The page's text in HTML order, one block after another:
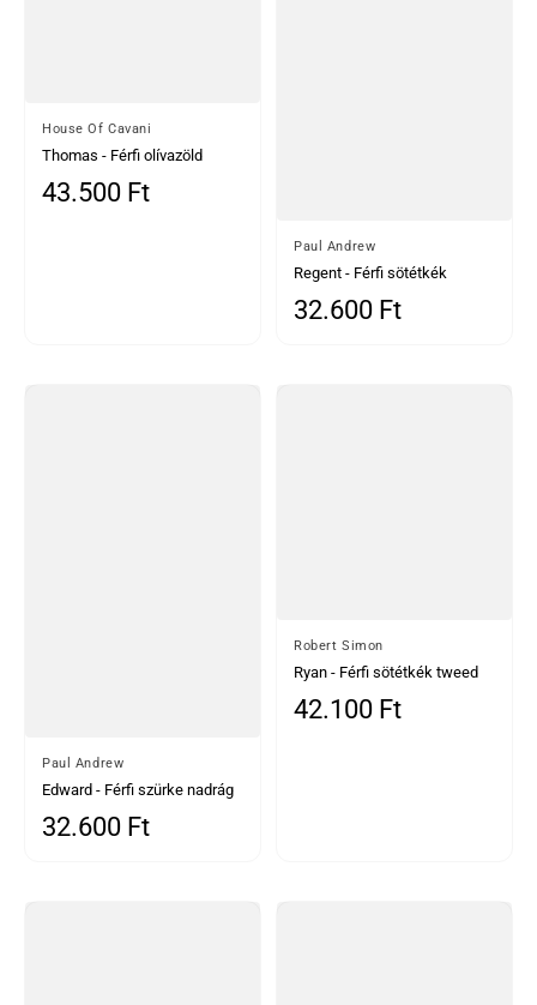
Által
House Of Cavani
Thomas - Férfi olívazöld
gyapjúkeverék halszálkás
tweed nadrág
Normál ár
43.500 Ft
Által
Paul Andrew
Regent - Férfi sötétkék
kockás nadrág
Normál ár
32.600 Ft
Által
Paul Andrew
Edward - Férfi szürke nadrág
Normál ár
32.600 Ft
Által
Robert Simon
Ryan - Férfi sötétkék tweed
kockás nadrág
Normál ár
42.100 Ft